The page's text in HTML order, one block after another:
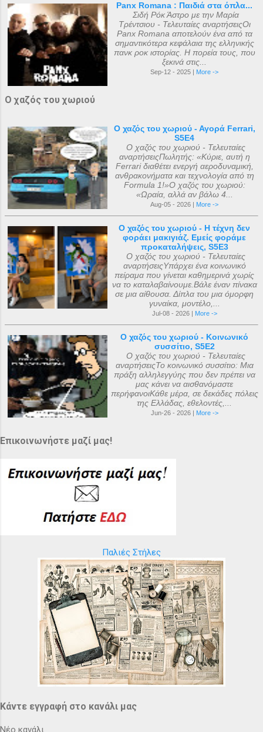
Panx Romana : Παιδιά στα όπλα...
Σιδή Ρόκ Άστρο με την Μαρία
Τρέντσιου - Τελευταίες αναρτήσειςΟι
Panx Romana αποτελούν ένα από τα
σημαντικότερα κεφάλαια της ελληνικής
πανκ ροκ ιστορίας. Η πορεία τους, που
ξεκινά στις...
Sep-12 - 2025 | More ->
Ο χαζός του χωριού
Ο χαζός του χωριού - Αγορά Ferrari,
S5E4
Ο χαζός του χωριού - Τελευταίες
αναρτήσειςΠωλητής: «Κύριε, αυτή η
Ferrari διαθέτει ενεργή αεροδυναμική,
ανθρακονήματα και τεχνολογία από τη
Formula 1!»Ο χαζός του χωριού:
«Ωραία, αλλά αν βάλω 4...
Aug-05 - 2026 | More ->
Ο χαζός του χωριού - Η τέχνη δεν
φοράει μακιγιάζ. Εμείς φοράμε
προκαταλήψεις, S5E3
Ο χαζός του χωριού - Τελευταίες
αναρτήσειςΥπάρχει ένα κοινωνικό
πείραμα που γίνεται καθημερινά χωρίς
να το καταλαβαίνουμε.Βάλε έναν πίνακα
σε μια αίθουσα. Δίπλα του μια όμορφη
γυναίκα, μοντέλο,...
Jul-08 - 2026 | More ->
Ο χαζός του χωριού - Κοινωνικό
συσσίτιο, S5E2
Ο χαζός του χωριού - Τελευταίες
αναρτήσειςΤο κοινωνικό συσσίτιο: Μια
πράξη αλληλεγγύης που δεν πρέπει να
μας κάνει να αισθανόμαστε
περήφανοιΚάθε μέρα, σε δεκάδες πόλεις
της Ελλάδας, εθελοντές,...
Jun-26 - 2026 | More ->
Επικοινωνήστε μαζί μας!
Παλιές Στήλες
Κάντε εγγραφή στο κανάλι μας
Νέο κανάλι